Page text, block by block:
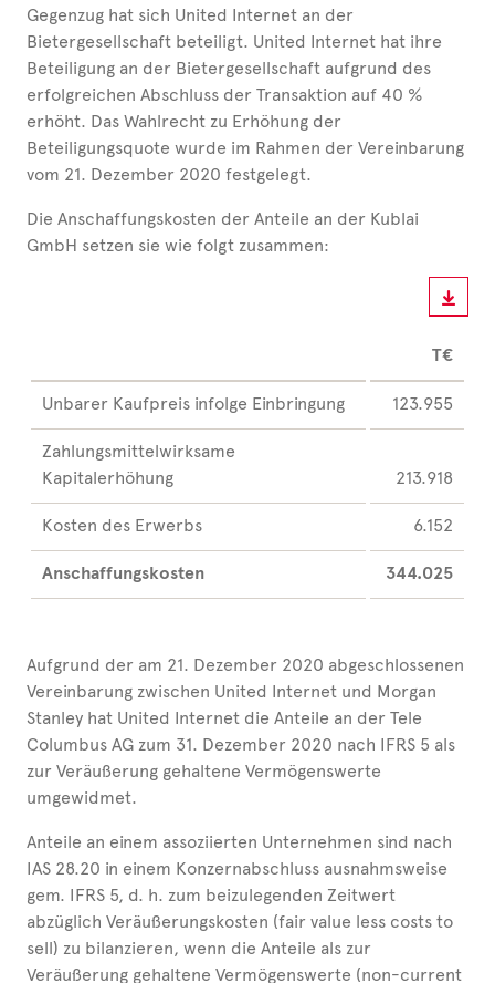
Gegenzug hat sich United Internet an der
Bietergesellschaft beteiligt. United Internet hat ihre
Beteiligung an der Bietergesellschaft aufgrund des
erfolgreichen Abschluss der Transaktion auf 40 %
erhöht. Das Wahlrecht zu Erhöhung der
Beteiligungsquote wurde im Rahmen der Vereinbarung
vom 21. Dezember 2020 festgelegt.
Die Anschaffungskosten der Anteile an der Kublai
GmbH setzen sie wie folgt zusammen:
T€
Unbarer Kaufpreis infolge Einbringung 123.955
Zahlungsmittelwirksame
Kapitalerhöhung
213.918
Kosten des Erwerbs 6.152
Anschaffungskosten 344.025
Aufgrund der am 21. Dezember 2020 abgeschlossenen
Vereinbarung zwischen United Internet und Morgan
Stanley hat United Internet die Anteile an der Tele
Columbus AG zum 31. Dezember 2020 nach IFRS 5 als
zur Veräußerung gehaltene Vermögenswerte
umgewidmet.
Anteile an einem assoziierten Unternehmen sind nach
IAS 28.20 in einem Konzernabschluss ausnahmsweise
gem. IFRS 5, d. h. zum beizulegenden Zeitwert
abzüglich Veräußerungskosten (fair value less costs to
sell) zu bilanzieren, wenn die Anteile als zur
Veräußerung gehaltene Vermögenswerte (non-current